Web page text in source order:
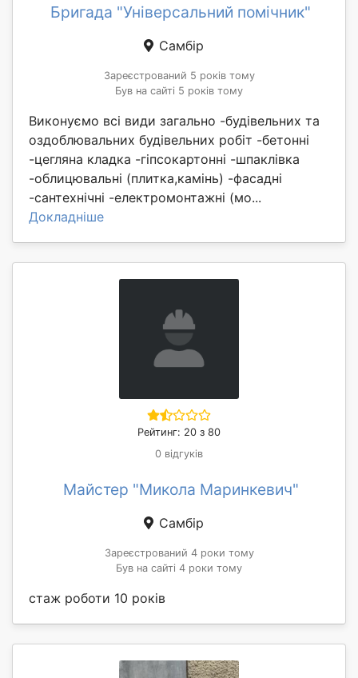
Бригада "Універсальний помічник"
Самбір
Зареєстрований 5 років тому
Був на сайті 5 років тому
Виконуємо всі види загально -будівельних та
оздоблювальних будівельних робіт -бетонні
-цегляна кладка -гіпсокартонні -шпаклівка
-облицювальні (плитка,камінь) -фасадні
-сантехнічні -електромонтажні (мо...
Докладніше
Рейтинг: 20 з 80
0 відгуків
Майстер "Микола Маринкевич"
Самбір
Зареєстрований 4 роки тому
Був на сайті 4 роки тому
стаж роботи 10 років